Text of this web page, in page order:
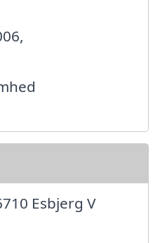
Esbjerg V